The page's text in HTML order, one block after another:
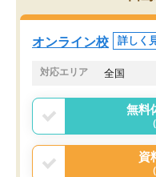
のやり方や進捗管理で苦
には特におすすめした
オンライン校 詳しく
対応エリア 全国
無料
資